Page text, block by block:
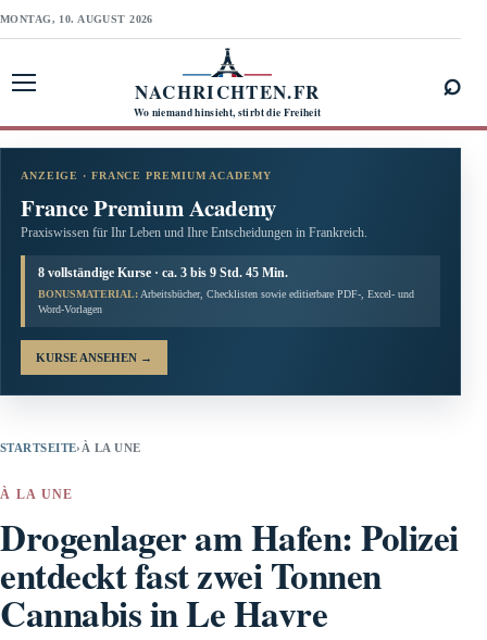
MONTAG, 10. AUGUST 2026
NACHRICHTEN.FR
Wo niemand hinsieht, stirbt die Freiheit
⌕
ANZEIGE · FRANCE PREMIUM ACADEMY
France Premium Academy
Praxiswissen für Ihr Leben und Ihre Entscheidungen in Frankreich.
8 vollständige Kurse · ca. 3 bis 9 Std. 45 Min.
BONUSMATERIAL: Arbeitsbücher, Checklisten sowie editierbare PDF-, Excel- und
Word-Vorlagen
KURSE ANSEHEN →
STARTSEITE› À LA UNE
À LA UNE
Drogenlager am Hafen: Polizei
entdeckt fast zwei Tonnen
Cannabis in Le Havre